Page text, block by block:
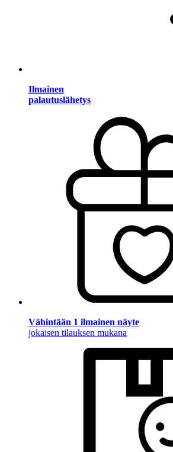
Ilmainen
palautuslähetys
Vähintään 1 ilmainen näyte
jokaisen tilauksen mukana